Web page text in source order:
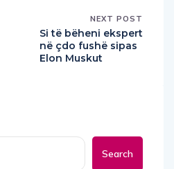
NEXT POST
Si të bëheni ekspert
në çdo fushë sipas
Elon Muskut
Search